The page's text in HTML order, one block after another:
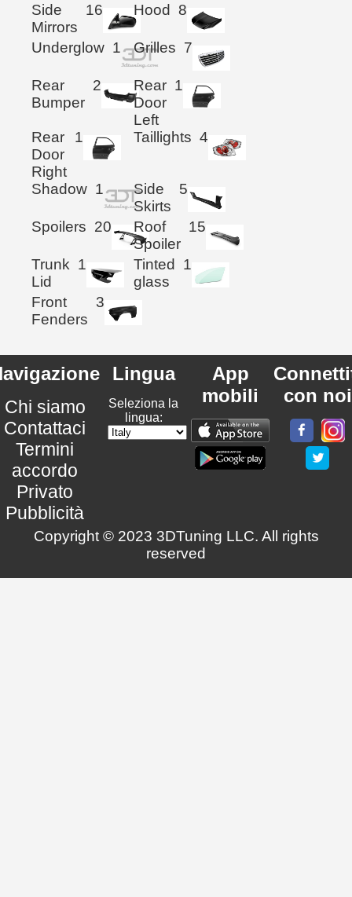
Side
Mirrors
16 Hood 8
Underglow 1 Grilles 7
Rear
Bumper
2
Rear
Door
Left
1
Rear
Door
Right
1 Taillights 4
Shadow 1
Side
Skirts
5
Spoilers 20
Roof
Spoiler
15
Trunk
Lid
1
Tinted
glass
1
Front
Fenders
3
Chi siamo
Contattaci
Termini
accordo
Privato
Pubblicità
Lingua
Seleziona la
lingua:
App
mobili
con noi
Copyright © 2023 3DTuning LLC. All rights
reserved